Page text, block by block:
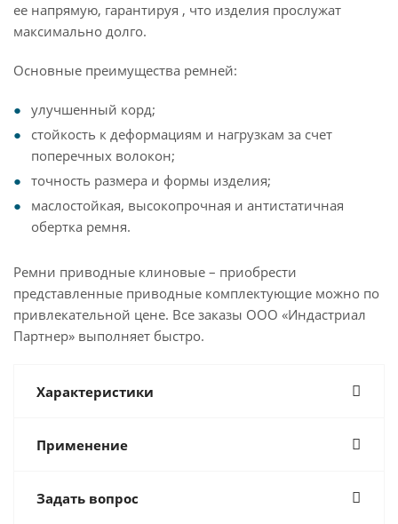
ее напрямую, гарантируя , что изделия прослужат
максимально долго.
Основные преимущества ремней:
улучшенный корд;
стойкость к деформациям и нагрузкам за счет
поперечных волокон;
точность размера и формы изделия;
маслостойкая, высокопрочная и антистатичная
обертка ремня.
Ремни приводные клиновые – приобрести
представленные приводные комплектующие можно по
привлекательной цене. Все заказы ООО «Индастриал
Партнер» выполняет быстро.
Характеристики
Применение
Задать вопрос